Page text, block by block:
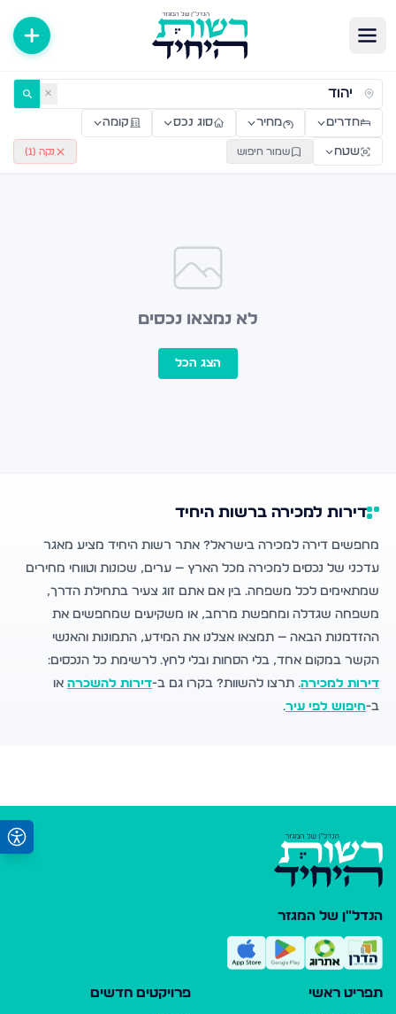
דירות למכירה ולהשכרה — רשות היחיד ✕
חדרים מחיר סוג נכס קומה
שטח שמור חיפוש נקה ( 1
)
לא נמצאו נכסים
הצג הכל
דירות למכירה ברשות היחיד
מחפשים דירה למכירה בישראל? אתר רשות היחיד מציע מאגר
עדכני של נכסים למכירה מכל הארץ — ערים, שכונות וטווחי מחירים
שמתאימים לכל משפחה. בין אם אתם זוג צעיר בתחילת הדרך,
משפחה שגדלה ומחפשת מרחב, או משקיעים שמחפשים את
ההזדמנות הבאה — תמצאו אצלנו את המידע, התמונות והאנשי
הקשר במקום אחד, בלי הסחות ובלי לחץ. לרשימת כל הנכסים:
דירות למכירה. תרצו להשוות? בקרו גם ב-דירות להשכרה או
ב-חיפוש לפי עיר.
הנדל"ן של המגזר
תפריט ראשי פרויקטים חדשים